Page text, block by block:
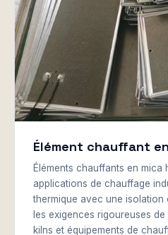
Élément chauffant
Éléments chauffants en mica
applications de chauffage
thermique avec une
les exigences rigoureuses
kilns et équipements de